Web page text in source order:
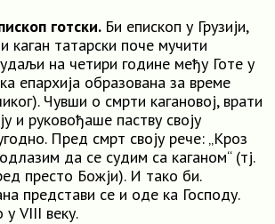
готски. Би епископ у Грузији,
татарски поче мучити
на четири године међу Готе у
епархија образована за време
Чувши о смрти кагановој, врати
и руковођаше паству своју
Пред смрт своју рече: „Кроз
да се судим са каганом“ (тј.
престо Божји). И тако би.
представи се и оде ка Господу.
у VIII веку.